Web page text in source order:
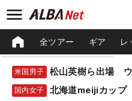
全ツアー ギア レ
米国男子
国内女子 北海道meijiカップ